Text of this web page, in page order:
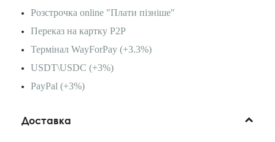
Розстрочка online "Плати пізніше"
Переказ на картку P2P
Термінал WayForPay (+3.3%)
USDT\USDC (+3%)
PayPal (+3%)
Доставка